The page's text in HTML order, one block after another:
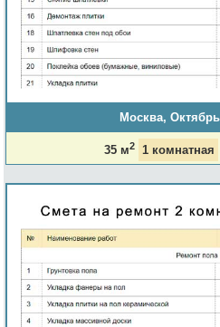
Москва,
35 м2 1 комнатная